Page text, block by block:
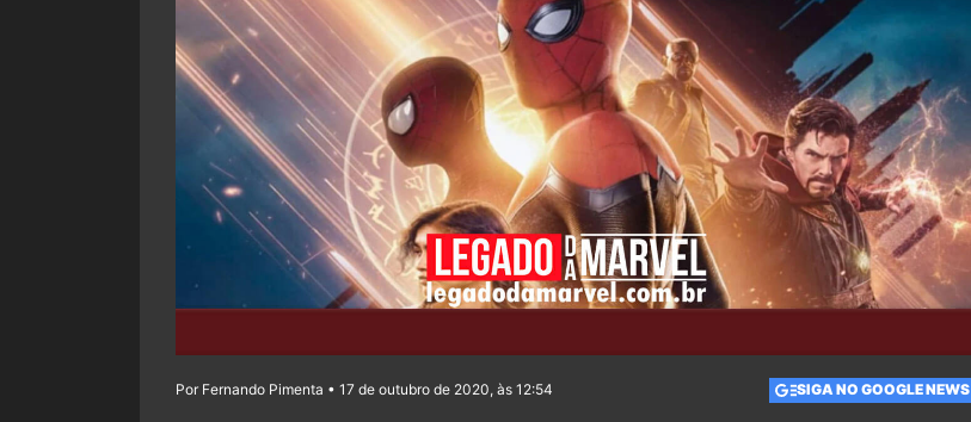
Por Fernando Pimenta • 17 de outubro de 2020, às 12:54 SIGA NO GOOGLE NEWS